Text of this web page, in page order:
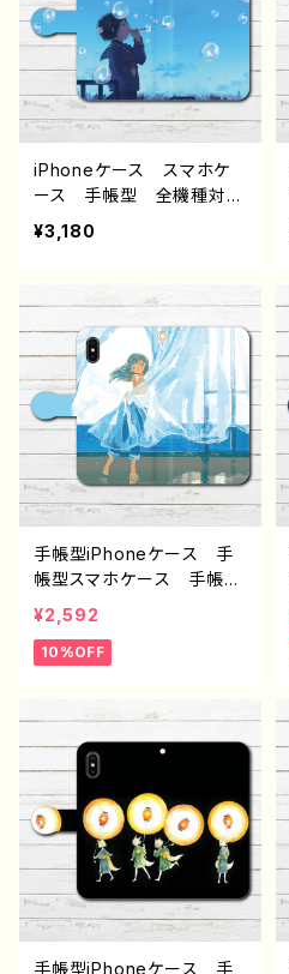
ixel Android アンドロ
イド ケース 個性的 お
すすめ メンズ メガネ
人気 イラストレーター
クリエイター 絵師 オリ
ジナル デザイン グッ
ズ タイトル：インテリジョ
ーカー 作：NANAICHI（ナ
iPhoneケース スマホケ
ース 手帳型 全機種対
応 イラスト 可愛い女の
子 かわいい おしゃれ
美しい 景色 ノスタルジ
女子 iPhone15/14/13/12/
11 AQUOS sense 4 5 6
Xperia Googlepixel
Galaxy Android ア
ンドロイド ケース 個性
的 おすすめ JK 女子
高校生 セーラー服 黒
髪 ボブヘア ショートカッ
ト 人気 イラストレータ
ー 絵師 クリエイター
ぶ 作：みふる
¥3,180
手帳型iPhoneケース 手
帳型スマホケース 手帳
型 全機種対応 イラス
ト 可愛い女の子 おしゃ
れ服 エモい 風景 綺
3/12/11 AQUOS sense
4 5 6 Xperia Google
pixel Android アンドロ
イド ケース 個性的 お
すすめ セミロングヘア
人気 イラストレーター
クリエイター 絵師 オリ
ジナル デザイン グッ
ズ タイトル：海風ドレス
¥2,592
10%OFF
手帳型iPhoneケース 手